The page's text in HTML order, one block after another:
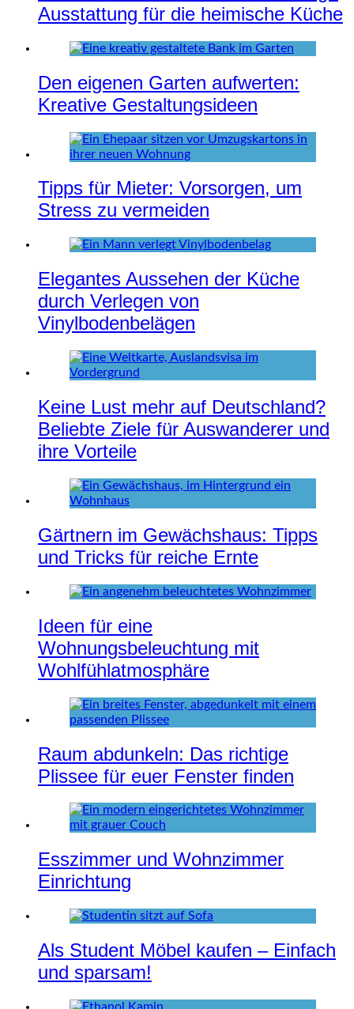
Ausstattung für die heimische Küche
Den eigenen Garten aufwerten:
Kreative Gestaltungsideen
Tipps für Mieter: Vorsorgen, um
Stress zu vermeiden
Elegantes Aussehen der Küche
durch Verlegen von
Vinylbodenbelägen
Keine Lust mehr auf Deutschland?
Beliebte Ziele für Auswanderer und
ihre Vorteile
Gärtnern im Gewächshaus: Tipps
und Tricks für reiche Ernte
Ideen für eine
Wohnungsbeleuchtung mit
Wohlfühlatmosphäre
Raum abdunkeln: Das richtige
Plissee für euer Fenster finden
Esszimmer und Wohnzimmer
Einrichtung
Als Student Möbel kaufen – Einfach
und sparsam!